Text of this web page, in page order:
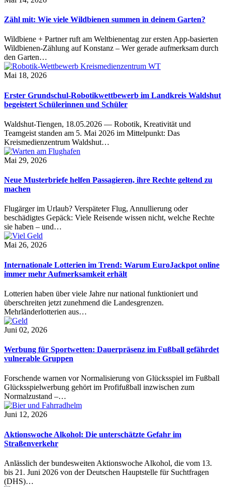
Zähl mit: Wie viele Wildbienen summen in deinem Garten?
Wildbiene + Partner ruft am Weltbienentag zur ersten App-basierten
Wildbienen-Zählung auf Konstanz – Wer gerade aufmerksam durch
den Garten…
Mai 18, 2026
Erster Grundschul-Robotikwettbewerb im Landkreis Waldshut
begeistert Schülerinnen und Schüler
Waldshut-Tiengen, 18.05.2026 — Robotik, Kreativität und
Teamgeist standen am 5. Mai 2026 im Mittelpunkt: Das
Kreismedienzentrum Waldshut…
Mai 29, 2026
Neue Musterbriefe helfen Passagieren, ihre Rechte geltend zu
machen
Flugärger im Urlaub? Verspäteter Flug, Annullierung oder
beschädigtes Gepäck: Viele Reisende wissen nicht, welche Rechte
sie haben – und…
Mai 26, 2026
Internationale Lotterien im Trend: Warum EuroJackpot online
immer mehr Aufmerksamkeit erhält
Lotterien haben über viele Jahre nur national funktioniert und
überschreiten jetzt zunehmend die Landesgrenzen.
Mehrländerlotterien aus…
Juni 02, 2026
Werbung für Sportwetten: Dauerpräsenz im Fußball gefährdet
vulnerable Gruppen
Forschende warnen vor Normalisierung von Glücksspiel im Fußball
Glücksspielwerbung gehört im Profifußball inzwischen zum
Normalzustand –…
Juni 12, 2026
Aktionswoche Alkohol: Die unterschätzte Gefahr im
Straßenverkehr
Anlässlich der bundesweiten Aktionswoche Alkohol, die vom 13.
bis 21. Juni 2026 von der Deutschen Hauptstelle für Suchtfragen
(DHS)…